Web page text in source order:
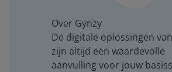
Over Gynzy
De digitale oplossingen
zijn altijd een waardevolle
aanvulling voor jouw